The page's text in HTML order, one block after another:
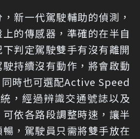
新一代駕駛輔助的偵測，
的傳感器，準確的在半自
判定駕駛雙手有沒有離開
持續沒有動作，將會啟動
時也可選配Active Speed
，經過辨識交通號誌以及
依各路段調整時速，讓半
，駕駛員只需將雙手放在